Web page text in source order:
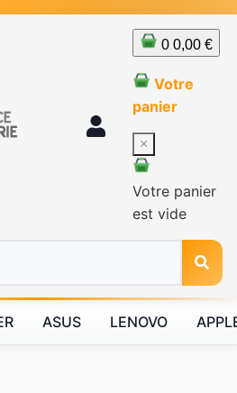
0 0,00 €
Votre
panier
×
Votre panier
est vide
ASUS LENOVO